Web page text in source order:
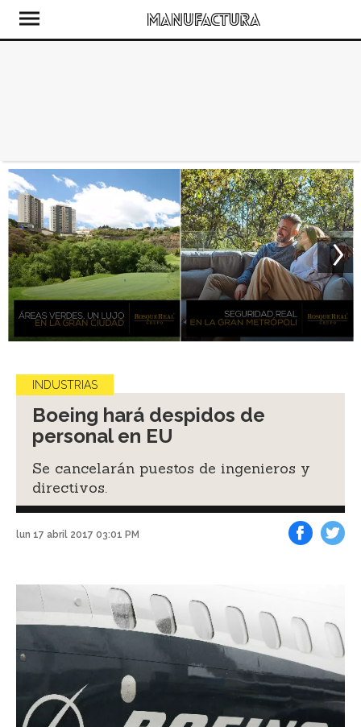
INDUSTRIAS
Boeing hará despidos de
personal en EU
Se cancelarán puestos de ingenieros y
directivos.
lun 17 abril 2017 03:01 PM